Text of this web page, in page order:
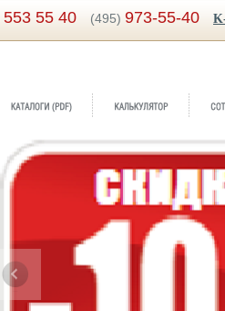
553 55 40 (495) 973-55-40